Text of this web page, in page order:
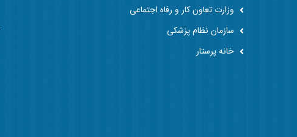
وزارت تعاون کار و رفاه اجتماعی
سازمان نظام پزشکی
خانه پرستار